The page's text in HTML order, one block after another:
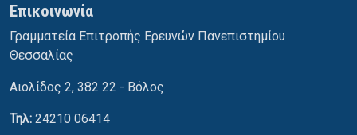
Επικοινωνία
Γραμματεία Επιτροπής Ερευνών Πανεπιστημίου
Θεσσαλίας
Αιολίδος 2, 382 22 - Βόλος
Τηλ: 24210 06414